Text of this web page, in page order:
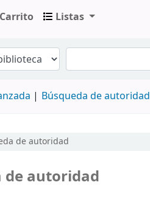
Carrito Listas
Búsqueda de autoridad
de autoridad
de autoridad